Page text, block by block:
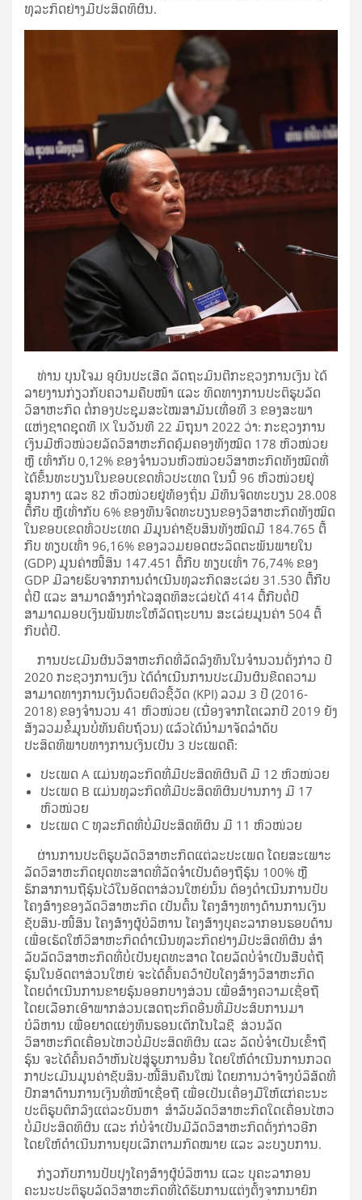
ທຸລະກິດຢ່າງມີປະສິດທິຜົນ.
ທ່ານ ບຸນໂຈມ ອຸບົນປະເສີດ ລັດຖະມົນຕີກະຊວງການເງິນ ໄດ້
ລາຍງານກ່ຽວກັບຄວາມຄືບໜ້າ ແລະ ທິດທາງການປະຕິຮູບລັດ
ວິສາຫະກິດ ຕໍ່ກອງປະຊຸມສະໄໝສາມັນເທື່ອທີ 3 ຂອງສະພາ
ແຫ່ງຊາດຊຸດທີ IX ໃນວັນທີ 22 ມິຖຸນາ 2022 ວ່າ: ກະຊວງການ
ເງິນມີຫົວໜ່ວຍລັດວິສາຫະກິດຄຸ້ມຄອງທັງໝົດ 178 ຫົວໜ່ວຍ
ຫຼື ເທົ່າກັບ 0,12% ຂອງຈໍານວນຫົວໜ່ວຍວິສາຫະກິດທັງໝົດທີ່
ໄດ້ຂຶ້ນທະບຽນໃນຂອບເຂດທົ່ວປະເທດ ໃນນີ້ 96 ຫົວໜ່ວຍຢູ່
ສູນກາງ ແລະ 82 ຫົວໜ່ວຍຢູ່ທ້ອງຖິ່ນ ມີທຶນຈົດທະບຽນ 28.008
ຕື້ກີບ ຫຼືເທົ່າກັບ 6% ຂອງທຶນຈົດທະບຽນຂອງວິສາຫະກິດທັງໝົດ
ໃນຂອບເຂດທົ່ວປະເທດ ມີມູນຄ່າຊັບສິນທັງໝົດມີ 184.765 ຕື້
ກີບ ທຽບເທົ່າ 96,16% ຂອງລວມຍອດຜະລິດຕະພັນພາຍໃນ
(GDP) ມູນຄ່າໜີ້ສິນ 147.451 ຕື້ກີບ ທຽບເທົ່າ 76,74% ຂອງ
GDP ມີລາຍຮັບຈາກການດໍາເນີນທຸລະກິດສະເລ່ຍ 31.530 ຕື້ກີບ
ຕໍ່ປີ ແລະ ສາມາດສ້າງກຳໄລສຸດທິສະເລ່ຍໄດ້ 414 ຕື້ກີບຕໍ່ປີ
ສາມາດມອບເງິນພັນທະໃຫ້ລັດຖະບານ ສະເລ່ຍມູນຄ່າ 504 ຕື້
ກີບຕໍ່ປີ.
ການປະເມີນຜົນວິສາຫະກິດທີ່ລັດລົງທຶນໃນຈຳນວນດັ່ງກ່າວ ປີ
2020 ກະຊວງການເງິນ ໄດ້ດໍາເນີນການປະເມີນຜົນຂີດຄວາມ
ສາມາດທາງການເງິນດ້ວຍຕົວຊີ້ວັດ (KPI) ລວມ 3 ປີ (2016-
2018) ຂອງຈໍານວນ 41 ຫົວໜ່ວຍ (ເນື່ອງຈາກໂຕເລກປີ 2019 ຍັງ
ສັງລວມຂໍ້ມູນບໍ່ທັນຄົບຖ້ວນ) ແລ້ວໄດ້ນຳມາຈັດລຳດັບ
ປະສິດທິພາບທາງການເງິນເປັນ 3 ປະເພດຄື:
ປະເພດ A ແມ່ນທຸລະກິດທີ່ມີປະສິດທິຜົນດີ ມີ 12 ຫົວໜ່ວຍ
ປະເພດ B ແມ່ນທຸລະກິດທີ່ມີປະສິດທິຜົນປານກາງ ມີ 17
ຫົວໜ່ວຍ
ປະເພດ C ທຸລະກິດທີ່ບໍ່ມີປະສິດທິຜົນ ມີ 11 ຫົວໜ່ວຍ
ຜ່ານການປະຕິຮູບລັດວິສາຫະກິດແຕ່ລະປະເພດ ໂດຍສະເພາະ
ລັດວິສາຫະກິດຍຸດທະສາດທີ່ລັດຈຳເປັນຕ້ອງຖືຮຸ້ນ 100% ຫຼື
ຮັກສາການຖືຮຸ້ນໄວ້ໃນອັດຕາສ່ວນໃຫຍ່ນັ້ນ ຕ້ອງດຳເນີນການປັບ
ໂຄງສ້າງຂອງລັດວິສາຫະກິດ ເປັນຕົ້ນ ໂຄງສ້າງທາງດ້ານການເງິນ
ຊັບສິນ-ໜີ້ສິນ ໂຄງສ້າງຜູ້ບໍລິຫານ ໂຄງສ້າງບຸຄະລາກອນຮອບດ້ານ
ເພື່ອເຮັດໃຫ້ວິສາຫະກິດດໍາເນີນທຸລະກິດຢ່າງມີປະສິດທິຜົນ ສໍາ
ລັບລັດວິສາຫະກິດທີ່ບໍ່ເປັນຍຸດທະສາດ ໂດຍລັດບໍ່ຈຳເປັນສືບຕໍ່ຖື
ຮຸ້ນໃນອັດຕາສ່ວນໃຫຍ່ ຈະໄດ້ຄົ້ນຄວ້າປັບໂຄງສ້າງວິສາຫະກິດ
ໂດຍດຳເນີນການຂາຍຮຸ້ນອອກບາງສ່ວນ ເພື່ອສ້າງຄວາມເຊື່ອຖື
ໂດຍເລືອກເອົາພາກສ່ວນເສດຖະກິດອື່ນທີ່ມີປະສົບການມາ
ບໍລິຫານ ເພື່ອຍາດແຍ່ງທຶນຮອນເຕັກໂນໂລຊີ ສ່ວນລັດ
ວິສາຫະກິດເຄື່ອນໄຫວບໍ່ມີປະສິດທິຜົນ ແລະ ລັດບໍ່ຈຳເປັນເຂົ້າຖື
ຮຸ້ນ ຈະໄດ້ຄົ້ນຄວ້າຫັນໄປສູ່ຮູບການອື່ນ ໂດຍໃຫ້ດຳເນີນການກວດ
ກາປະເມີນມູນຄ່າຊັບສິນ-ໜີ້ສິນຄືນໃໝ່ ໂດຍການວ່າຈ້າງບໍລິສັດທີ່
ປຶກສາດ້ານການເງິນທີ່ໜ້າເຊື່ອຖື ເພື່ອເປັນເຄື່ອງມືໃຫ້ແກ່ຄະນະ
ປະຕິຮູບຕົກລົງແຕ່ລະບັນຫາ ສໍາລັບລັດວິສາຫະກິດໃດເຄື່ອນໄຫວ
ບໍ່ມີປະສິດທິຜົນ ແລະ ກໍບໍ່ຈໍາເປັນມີລັດວິສາຫະກິດດັ່ງກ່າວອີກ
ໂດຍໃຫ້ດໍາເນີນການຍຸບເລີກຕາມກົດໝາຍ ແລະ ລະບຽບການ.
ກ່ຽວກັບການປັບປຸງໂຄງສ້າງຜູ້ບໍລິຫານ ແລະ ບຸຄະລາກອນ
ຄະນະປະຕິຮູບລັດວິສາຫະກິດທີ່ໄດ້ຮັບການແຕ່ງຕັ້ງຈາກນາຍົກ